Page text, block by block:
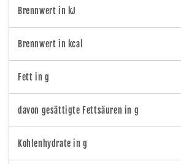
Brennwert in kJ
Brennwert in kcal
Fett in g
davon gesättigte Fettsäuren in g
Kohlenhydrate in g